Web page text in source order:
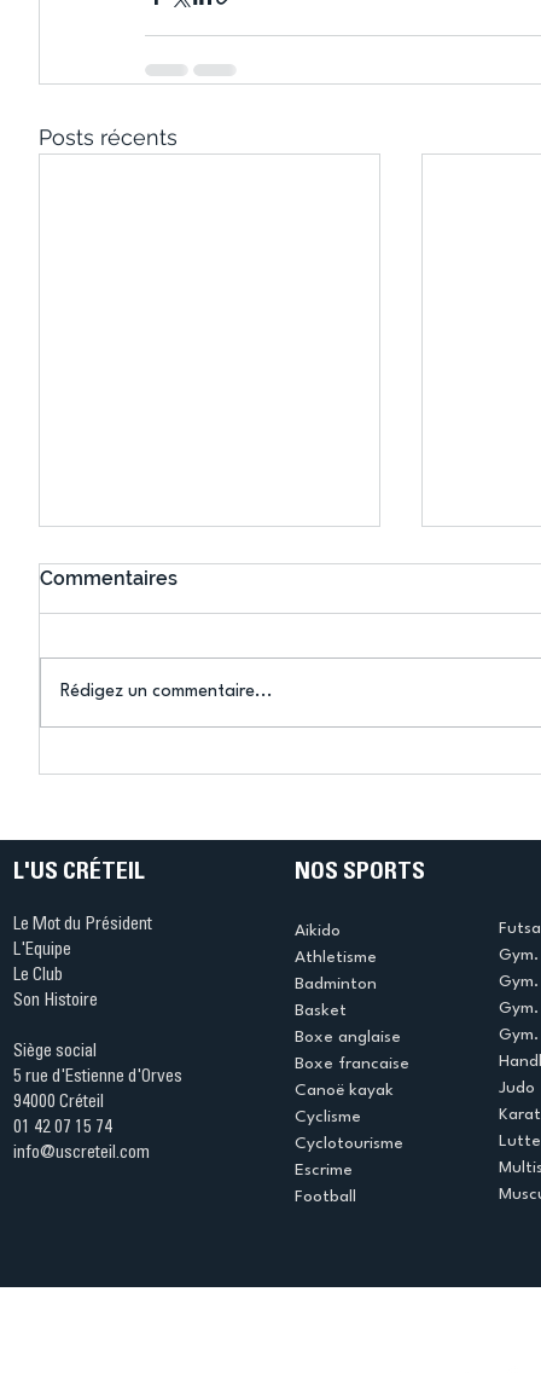
Posts récents
Commentaires
Rédigez un commentaire...
L'US CRÉTEIL
Le Mot du Président
L'Equipe
Le Club
Son Histoire
Siège social
5 rue d'Estienne d'Orves
94000 Créteil
01 42 07 15 74
info@uscreteil.com
NOS SPORTS
Aikido
Athletisme
Badminton
Basket
Boxe anglaise
Boxe francaise
Canoë kayak
Cyclisme
Cyclotourisme
Escrime
Football
Judo
Lutte